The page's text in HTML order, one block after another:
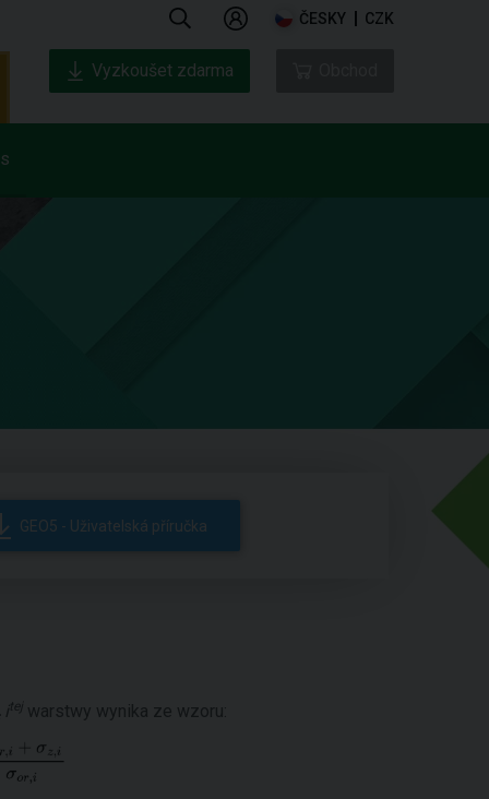
ČESKY CZK
Vyzkoušet zdarma
GEO5 - Uživatelská příručka
itej warstwy wynika ze wzoru: